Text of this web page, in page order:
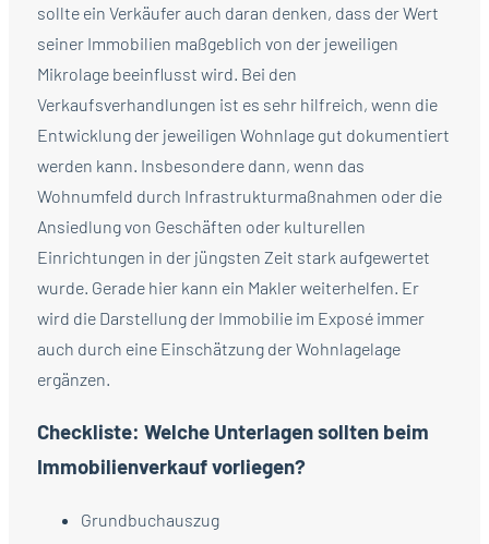
sollte ein Verkäufer auch daran denken, dass der Wert
seiner Immobilien maßgeblich von der jeweiligen
Mikrolage beeinflusst wird. Bei den
Verkaufsverhandlungen ist es sehr hilfreich, wenn die
Entwicklung der jeweiligen Wohnlage gut dokumentiert
werden kann. Insbesondere dann, wenn das
Wohnumfeld durch Infrastrukturmaßnahmen oder die
Ansiedlung von Geschäften oder kulturellen
Einrichtungen in der jüngsten Zeit stark aufgewertet
wurde. Gerade hier kann ein Makler weiterhelfen. Er
wird die Darstellung der Immobilie im Exposé immer
auch durch eine Einschätzung der Wohnlagelage
ergänzen.
Checkliste: Welche Unterlagen sollten beim
Immobilienverkauf vorliegen?
Grundbuchauszug